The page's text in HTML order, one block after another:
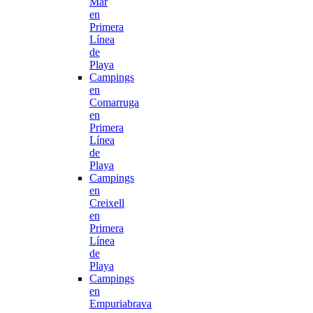
en
Primera
Línea
de
Playa
Campings
en
Comarruga
en
Primera
Línea
de
Playa
Campings
en
Creixell
en
Primera
Línea
de
Playa
Campings
en
Empuriabrava